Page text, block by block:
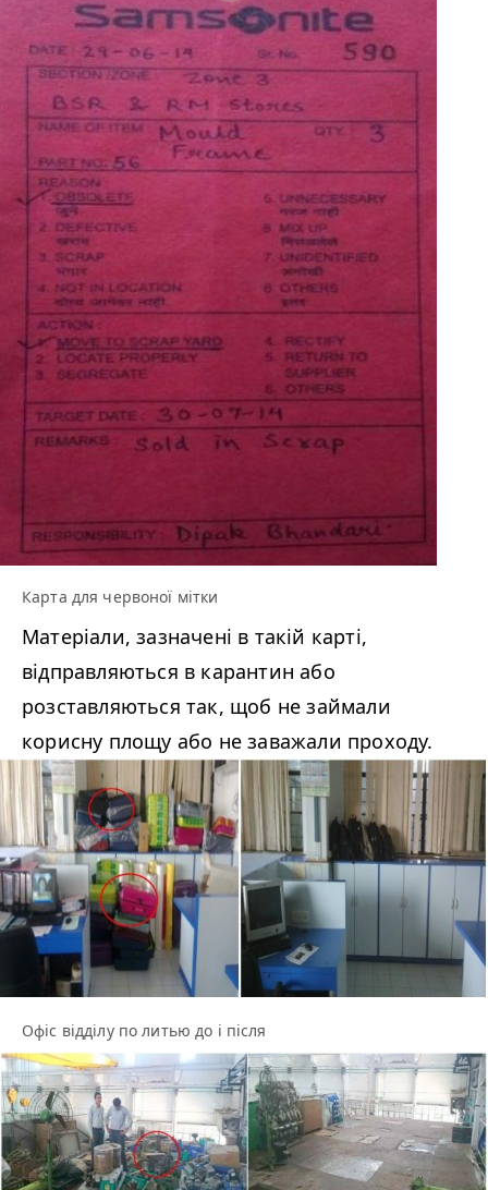
Карта для червоної мітки
Матеріали, зазначені в такій карті,
відправляються в карантин або
розставляються так, щоб не займали
корисну площу або не заважали проходу.
Офіс відділу по литью до і після